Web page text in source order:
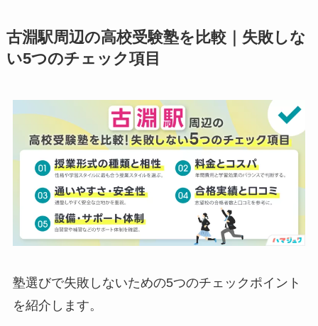
古淵駅周辺の高校受験塾を比較｜失敗しな
い5つのチェック項目
塾選びで失敗しないための5つのチェックポイント
を紹介します。